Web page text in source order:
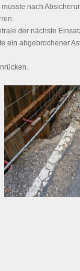
nach
der nächste
ein abgebrochener